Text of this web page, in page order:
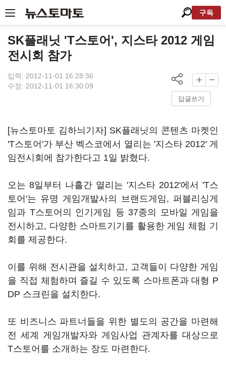
구독
SK플래닛 'T스토어', 지스타 2012 게임
전시회 참가
입력: 2012-11-01 16:28:36
수정: 2012-11-01 16:30:09
답글쓰기
[뉴스토마토 김하늬기자] SK플래닛의 콘텐츠 마켓인
'T스토어'가 부산 벡스코에서 열리는 '지스타 2012' 게
임전시회에 참가한다고 1일 밝혔다.
오는 8일부터 나흘간 열리는 '지스타 2012'에서 'T스
토어'는 유명 게임개발사의 브랜드게임, 퍼블리싱게
임과 T스토어의 인기게임 등 37종의 모바일 게임을
전시하고, 다양한 스마트기기를 활용한 게임 체험 기
회를 제공한다.
이를 위해 전시관을 설치하고, 고객들이 다양한 게임
을 직접 체험하며 즐길 수 있도록 스마트폰과 대형 P
DP 스크린을 설치한다.
또 비즈니스 파트너들을 위한 별도의 공간을 마련해
전 세계 게임개발자와 게임사업 관계자를 대상으로
T스토어를 소개하는 장도 마련한다.